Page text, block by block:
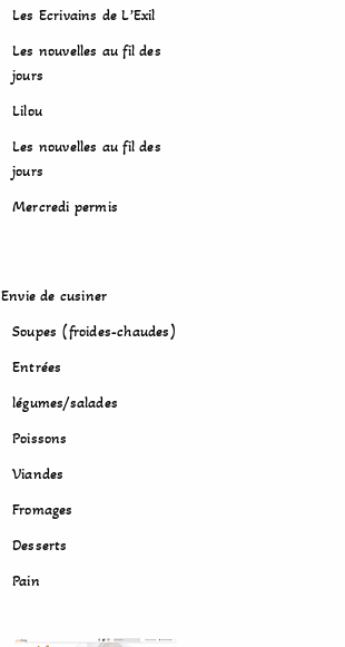
Les Ecrivains de L’Exil
Les nouvelles au fil des
jours
Lilou
Les nouvelles au fil des
jours
Mercredi permis
Envie de cusiner
Soupes (froides-chaudes)
Entrées
légumes/salades
Poissons
Viandes
Fromages
Desserts
Pain